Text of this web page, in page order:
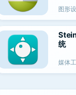
图形
统
媒体